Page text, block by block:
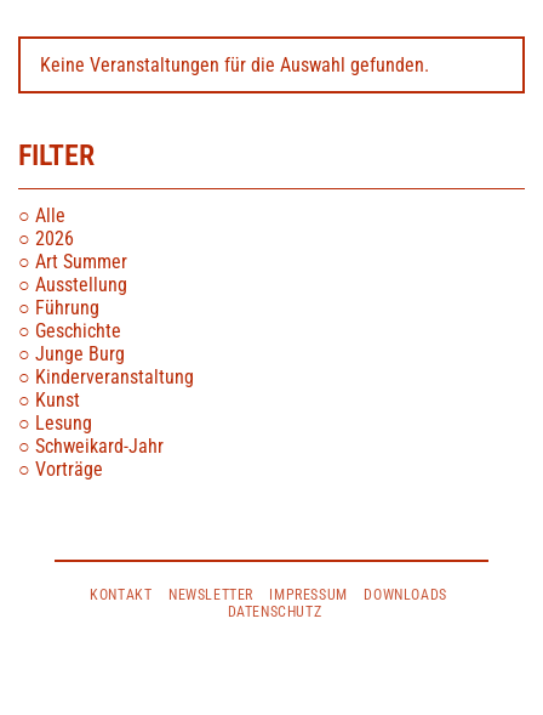
Keine Veranstaltungen für die Auswahl gefunden.
FILTER
Alle
2026
Art Summer
Ausstellung
Führung
Geschichte
Junge Burg
Kinderveranstaltung
Kunst
Lesung
Schweikard-Jahr
Vorträge
KONTAKT NEWSLETTER IMPRESSUM
DOWNLOADS
DATENSCHUTZ